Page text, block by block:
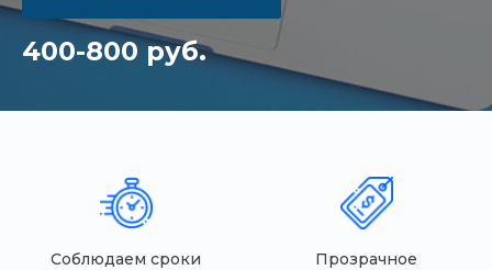
400-800 руб.
Соблюдаем сроки
Прозрачное